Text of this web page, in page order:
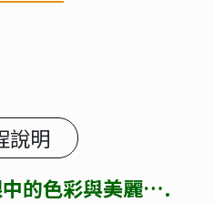
說明
的色彩與美麗….